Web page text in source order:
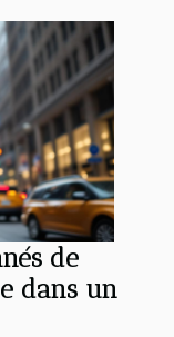
de
dans un